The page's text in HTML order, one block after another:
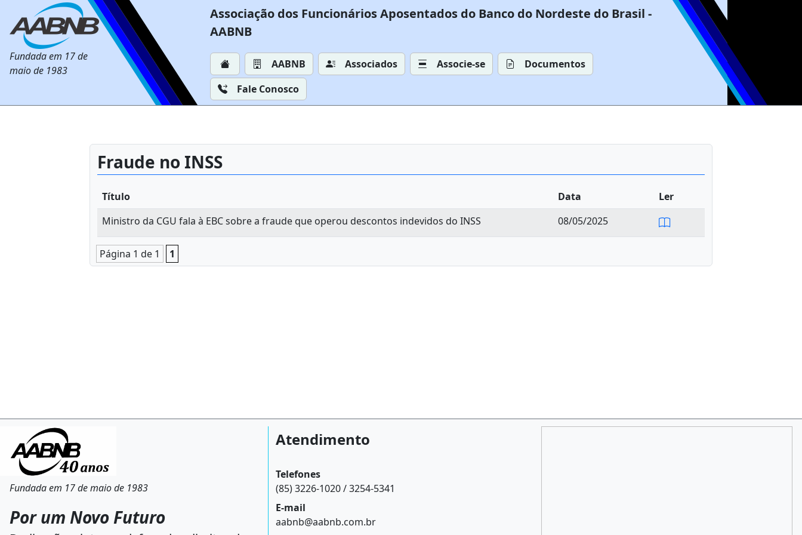
Fundada em 17 de
maio de 1983
Associação dos Funcionários Aposentados do Banco do Nordeste do Brasil -
AABNB
AABNB Associados Associe-se
Documentos
Fale Conosco
Fraude no INSS
Título Data
Ler
Ministro da CGU fala à EBC sobre a fraude que operou descontos indevidos do INSS
08/05/2025
Página 1 de 1 1
Fundada em 17 de maio de 1983
Por um Novo Futuro
Atendimento
Telefones
(85) 3226-1020 / 3254-5341
E-mail
aabnb@aabnb.com.br